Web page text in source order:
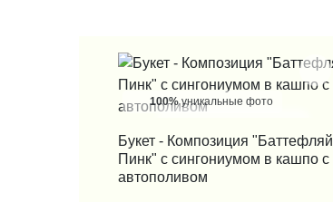
100%уникальные фото
КУПИТЬ В 1 КЛИК
Букет - Композиция "Баттефляй
Пинк" с сингониумом в кашпо с
автополивом